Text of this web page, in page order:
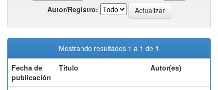
Autor/Registro:
Mostrando resultados 1 a 1 de 1
Fecha de
publicación
Título Autor(es)